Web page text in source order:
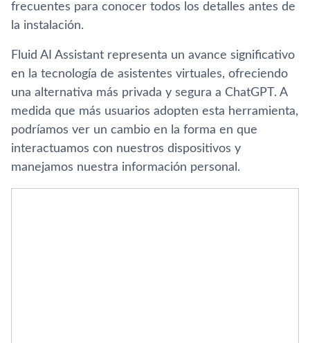
frecuentes para conocer todos los detalles antes de
la instalación.
Fluid AI Assistant representa un avance significativo
en la tecnología de asistentes virtuales, ofreciendo
una alternativa más privada y segura a ChatGPT. A
medida que más usuarios adopten esta herramienta,
podríamos ver un cambio en la forma en que
interactuamos con nuestros dispositivos y
manejamos nuestra información personal.